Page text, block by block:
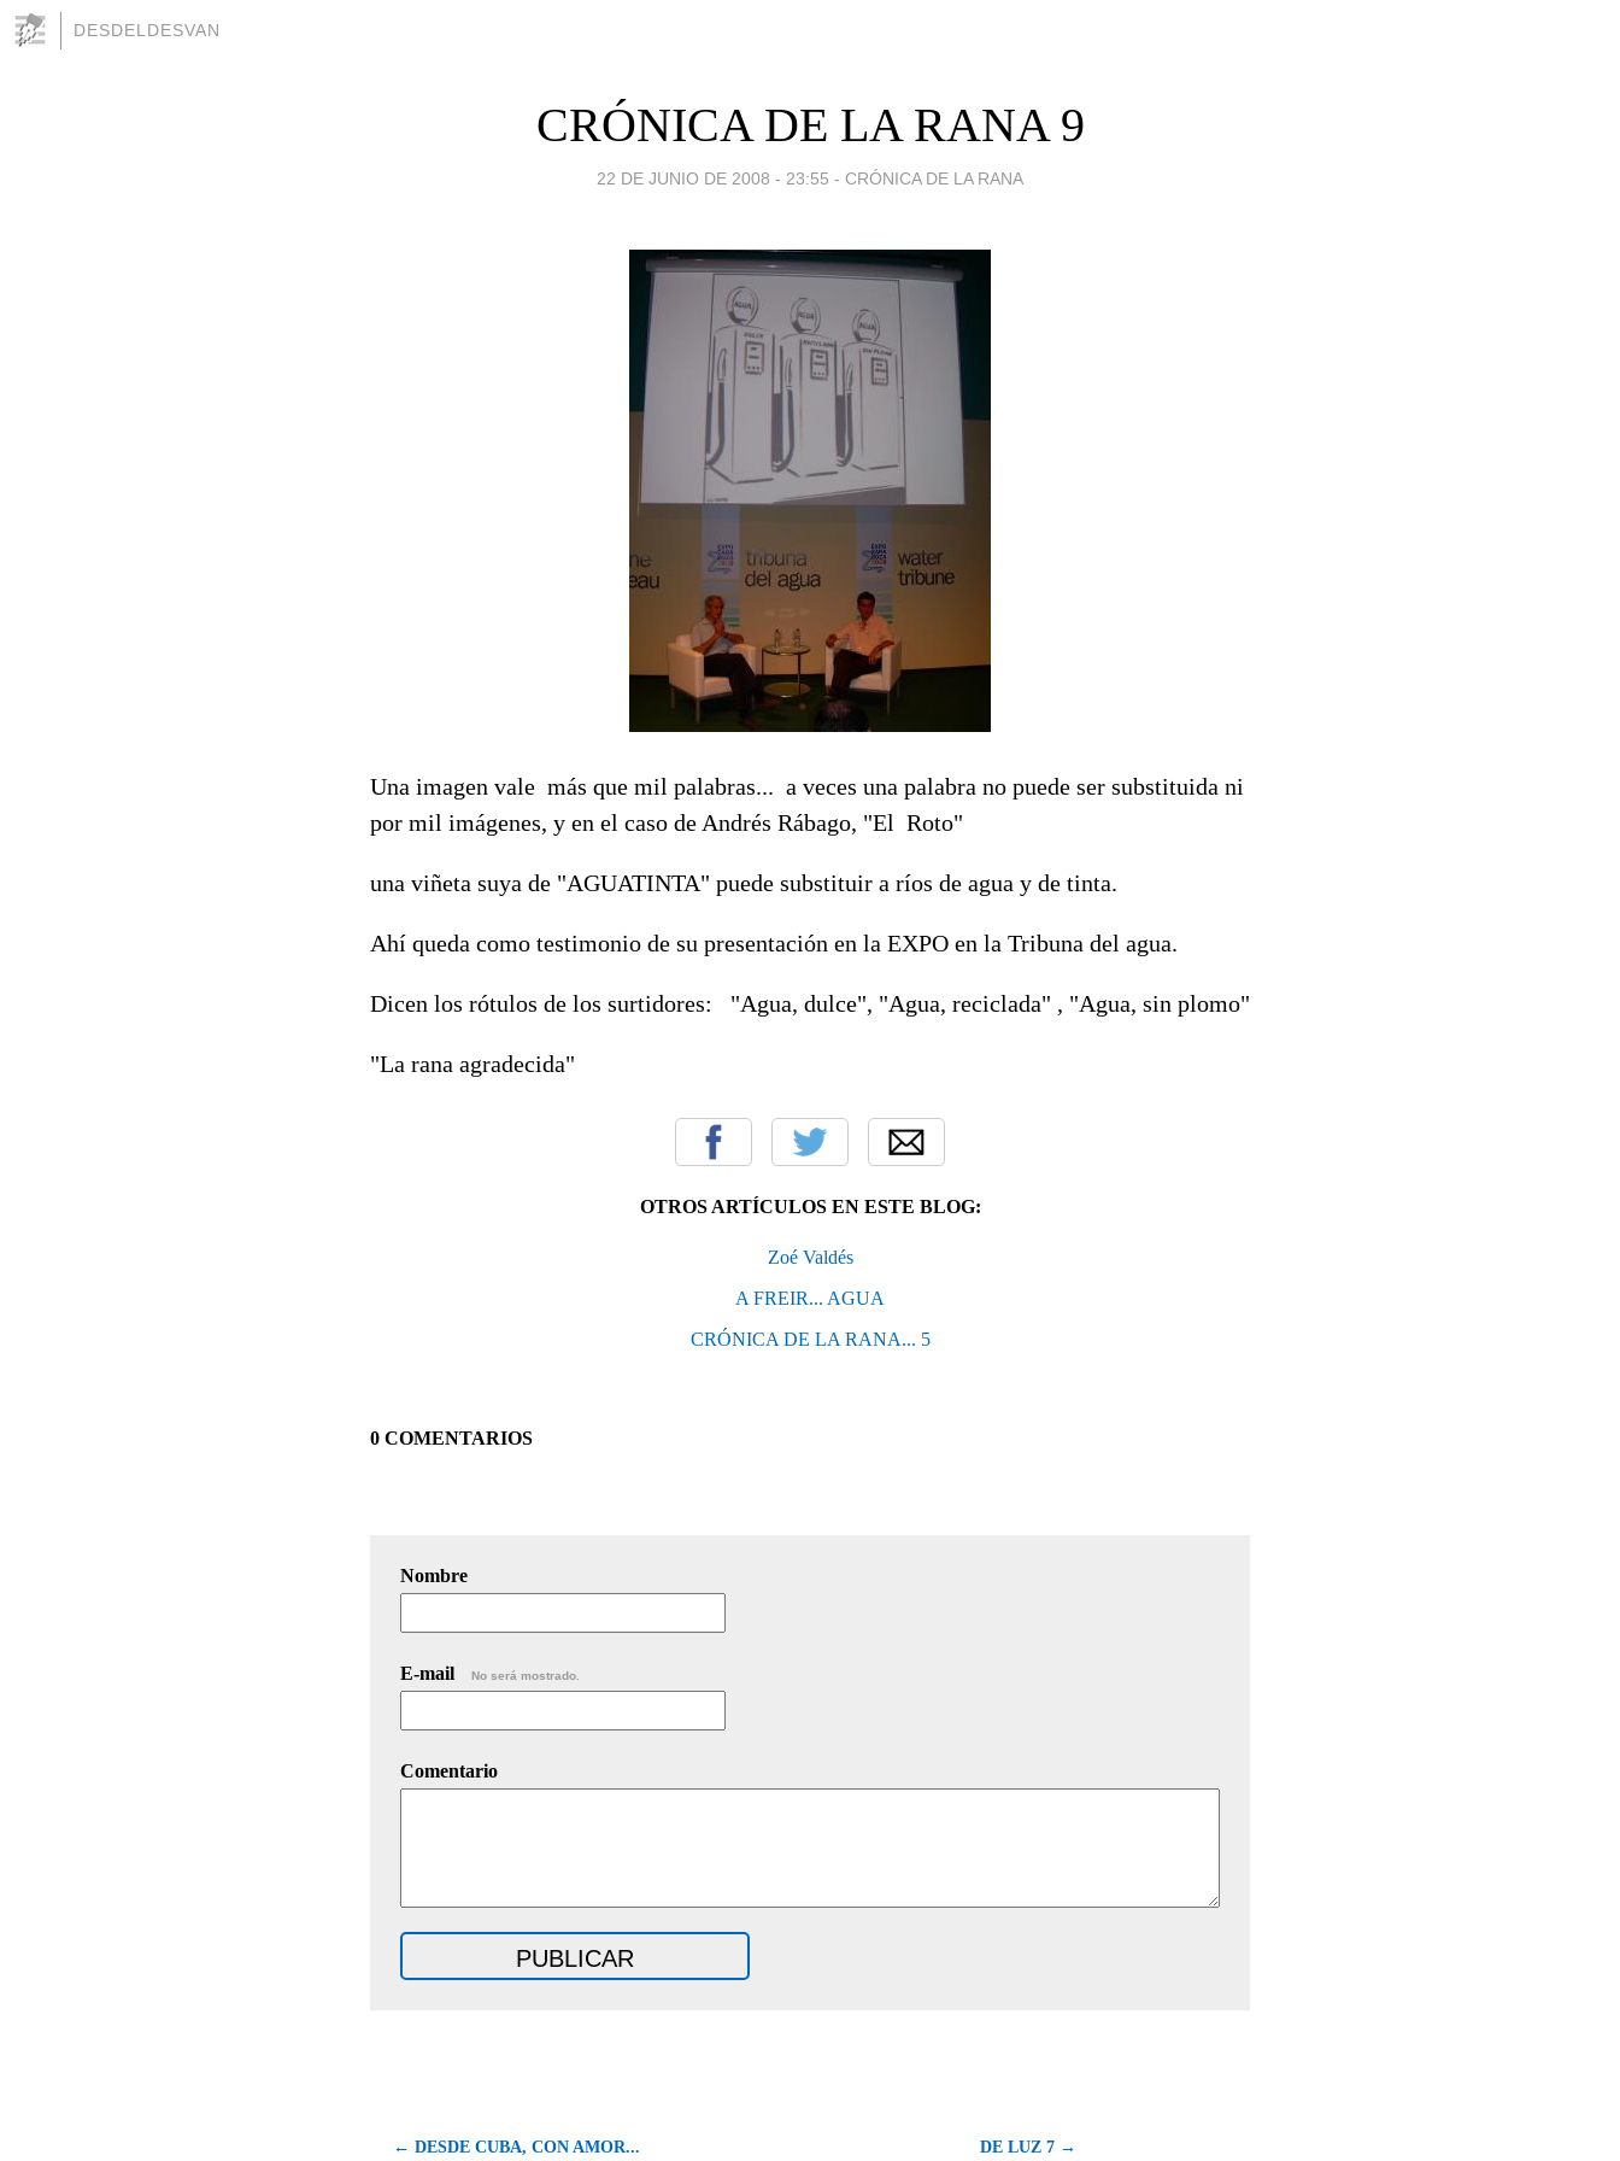
DESDELDESVAN
CRÓNICA DE LA RANA 9
22 DE JUNIO DE 2008 - 23:55 - CRÓNICA DE LA RANA
Una imagen vale más que mil palabras... a veces una palabra no puede ser substituida ni
por mil imágenes, y en el caso de Andrés Rábago, "El Roto"
una viñeta suya de "AGUATINTA" puede substituir a ríos de agua y de tinta.
Ahí queda como testimonio de su presentación en la EXPO en la Tribuna del agua.
Dicen los rótulos de los surtidores: "Agua, dulce", "Agua, reciclada" , "Agua, sin plomo"
"La rana agradecida"
OTROS ARTÍCULOS EN ESTE BLOG:
Zoé Valdés
A FREIR... AGUA
CRÓNICA DE LA RANA... 5
0 COMENTARIOS
Nombre
E-mail No será mostrado.
Comentario
← DESDE CUBA, CON AMOR... DE LUZ 7 →